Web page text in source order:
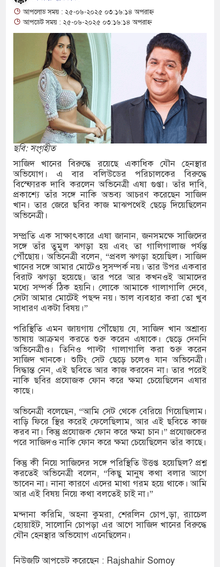
নন রাবি শিক্ষক, সংবাদ সম্মেলনে ক্ষোভ
মৃত বেড়ে ৯৫, ক্ষতিগ্রস্ত ১১ লাখ মানুষ
পুকুর থেকে অজ্ঞাত যুবকের মরদেহ উদ্ধার
বিজিবির পৃথক অভিযানে ১৫৬ বোতল ভারতীয়
উদ্ধার
শ্রমিক নিয়োগে আবেদন শুরু, ওমানে ৫ হাজার শ্রমিক
সংঘর্ষে দুই ইসরায়েলি রিজার্ভ সেনা নিহত, সীমান্তে
ছয় বছরের শিশুকে ধর্ষণের অভিযোগে
ট্রাকে অভিনব কৌশলে লুকানো সোয়া কোটি
জব্দ
কাটিয়ে রেকর্ড গড়ে মেসির জোড়া গোল, বড় জয়
পর ব্যাটেই জবাব, অস্ট্রেলিয়ার বিপক্ষে মিরাজের
আপলোড সময় : ২৫-০৬-২০২৫ ০৩:১৬:১৪ অপরাহ্ন
আপডেট সময় : ২৫-০৬-২০২৫ ০৩:১৬:১৪ অপরাহ্ন
ছবি: সংগৃহীত
সাজিদ খানের বিরুদ্ধে রয়েছে একাধিক যৌন হেনস্থার
অভিযোগ। এ বার বলিউডের পরিচালকের বিরুদ্ধে
বিস্ফোরক দাবি করলেন অভিনেত্রী এষা গুপ্তা। তাঁর দাবি,
প্রকাশ্যে তাঁর সঙ্গে নাকি অভব্য আচরণ করেছেন সাজিদ
খান। তার জেরে ছবির কাজ মাঝপথেই ছেড়ে দিয়েছিলেন
অভিনেত্রী।
সম্প্রতি এক সাক্ষাৎকারে এষা জানান, জনসমক্ষে সাজিদের
সঙ্গে তাঁর তুমুল ঝগড়া হয় এবং তা গালিগালাজ পর্যন্ত
পৌঁছোয়। অভিনেত্রী বলেন, “প্রবল ঝগড়া হয়েছিল। সাজিদ
খানের সঙ্গে আমার মোটেও সুসম্পর্ক নয়। তার উপর একবার
বিরাট ঝগড়া হয়েছে। তার পরে আর কখনওই আমাদের
মধ্যে সম্পর্ক ঠিক হয়নি। লোকে আমাকে গালাগালি দেবে,
সেটা আমার মোটেই পছন্দ নয়। ভাল ব্যবহার করা তো খুব
সাধারণ একটা বিষয়।”
পরিস্থিতি এমন জায়গায় পৌঁছোয় যে, সাজিদ খান অশ্রাব্য
ভাষায় আক্রমণ করতে শুরু করেন এষাকে। ছেড়ে দেননি
অভিনেত্রীও। তিনিও পাল্টা গালাগালি করা শুরু করেন
সাজিদ খানকে। শুটিং সেট ছেড়ে চলেও যান অভিনেত্রী।
সিদ্ধান্ত নেন, এই ছবিতে আর কাজ করবেন না। তার পরেই
নাকি ছবির প্রযোজক ফোন করে ক্ষমা চেয়েছিলেন এষার
কাছে।
অভিনেত্রী বলেছেন, “আমি সেট থেকে বেরিয়ে গিয়েছিলাম।
বাড়ি ফিরে স্থির করেই ফেলেছিলাম, আর এই ছবিতে কাজ
করব না। কিন্তু প্রযোজক ফোন করে ক্ষমা চান।” প্রযোজকের
পরে সাজিদও নাকি ফোন করে ক্ষমা চেয়েছিলেন তাঁর কাছে।
কিন্তু কী নিয়ে সাজিদের সঙ্গে পরিস্থিতি উত্তপ্ত হয়েছিল? প্রশ্ন
করতেই অভিনেত্রী বলেন, “কিছু মানুষ কথা বলার আগে
ভাবেন না। নানা কারণে এদের মাথা গরম হয়ে থাকে। আমি
আর এই বিষয় নিয়ে কথা বলতেই চাই না।”
মন্দানা করিমি, অহনা কুমরা, শেরলিন চোপ়ড়া, র‌্যাচেল
হোয়াইট, সালোনি চোপড়া এর আগে সাজিদ খানের বিরুদ্ধে
যৌন হেনস্থার অভিযোগ এনেছিলেন।
নিউজটি আপডেট করেছেন : Rajshahir Somoy